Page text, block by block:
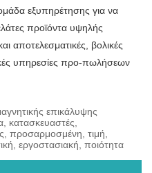
εξυπηρέτησης για να
προϊόντα υψηλής
αποτελεσματικές, βολικές
υπηρεσίες προ-πωλήσεων
επικάλυψης
κατασκευαστές,
προσαρμοσμένη, τιμή,
εργοστασιακή, ποιότητα